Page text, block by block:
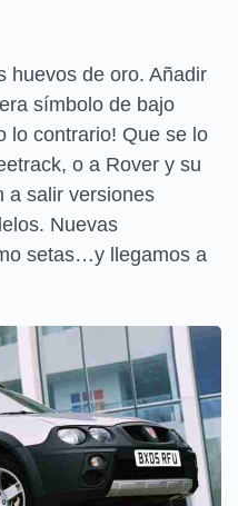
huevos de oro. Añadir
símbolo de bajo
lo contrario! Que se lo
o a Rover y su
a salir versiones
Nuevas
setas…y llegamos a